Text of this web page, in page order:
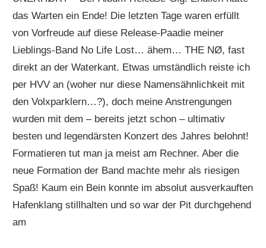
das Warten ein Ende! Die letzten Tage waren erfüllt
von Vorfreude auf diese Release-Paadie meiner
Lieblings-Band No Life Lost… ähem… THE NØ, fast
direkt an der Waterkant. Etwas umständlich reiste ich
per HVV an (woher nur diese Namensähnlichkeit mit
den Volxparklern…?), doch meine Anstrengungen
wurden mit dem – bereits jetzt schon – ultimativ
besten und legendärsten Konzert des Jahres belohnt!
Formatieren tut man ja meist am Rechner. Aber die
neue Formation der Band machte mehr als riesigen
Spaß! Kaum ein Bein konnte im absolut ausverkauften
Hafenklang stillhalten und so war der Pit durchgehend
am